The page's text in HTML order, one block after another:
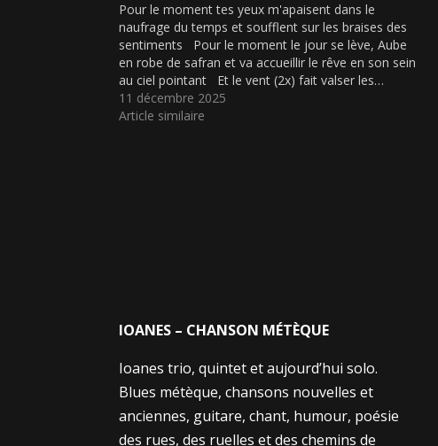
Pour le moment tes yeux m'apaisent dans le
naufrage du temps et soufflent sur les braises des
sentiments Pour le moment le jour se lève, Aube
en robe de safran et va accueillir le rêve en son sein
au ciel pointant Et le vent (2x) fait valser les…
11 décembre 2025
Article similaire
IOANES – CHANSON MÉTÈQUE
Ioanes trio, quintet et aujourd’hui solo.
Blues métèque, chansons nouvelles et
anciennes, guitare, chant, humour, poésie
des rues, des ruelles et des chemins de